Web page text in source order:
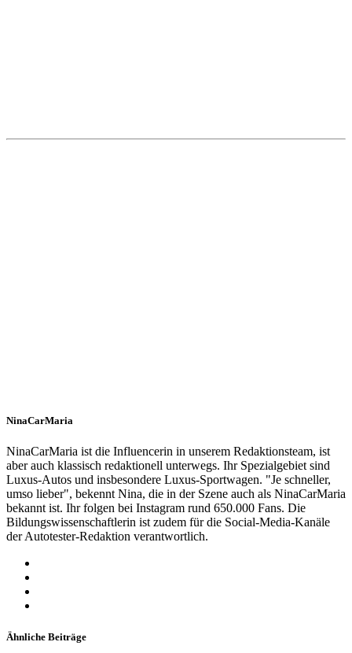
NinaCarMaria
NinaCarMaria ist die Influencerin in unserem Redaktionsteam, ist
aber auch klassisch redaktionell unterwegs. Ihr Spezialgebiet sind
Luxus-Autos und insbesondere Luxus-Sportwagen. "Je schneller,
umso lieber", bekennt Nina, die in der Szene auch als NinaCarMaria
bekannt ist. Ihr folgen bei Instagram rund 650.000 Fans. Die
Bildungswissenschaftlerin ist zudem für die Social-Media-Kanäle
der Autotester-Redaktion verantwortlich.
Ähnliche Beiträge